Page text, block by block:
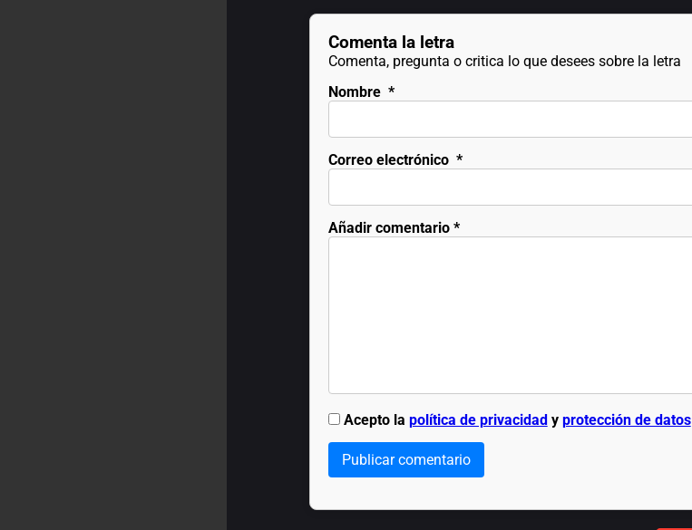
Comenta la letra
Comenta, pregunta o critica lo que desees sobre la letra
Nombre *
Correo electrónico *
Añadir comentario*
Acepto la política de privacidady protección de datos
Publicar comentario